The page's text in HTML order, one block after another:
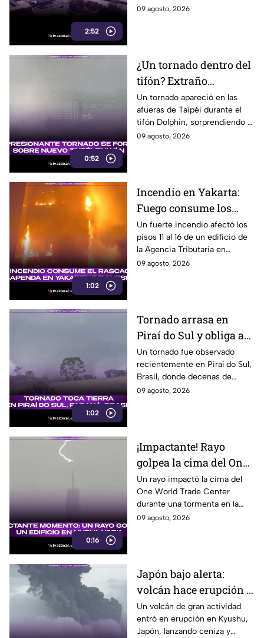
2:52
durante los últimos tres
09 agosto, 2026
0:52
¿Un tornado dentro del
tifón? Extraño
fenómeno sorprende a
meteorólogos en
Taiwán
Un tornado apareció en las
afueras de Taipéi durante el
tifón Dolphin, sorprendiendo a
meteorólogos taiwaneses que
09 agosto, 2026
1:02
Incendio en Yakarta:
Fuego consume los
últimos pisos de
edificio de la Agencia
Tributaria
Un fuerte incendio afectó los
pisos 11 al 16 de un edificio de
la Agencia Tributaria en
Yakarta, Indonesia, provocando
09 agosto, 2026
1:02
Tornado arrasa en
Piraí do Sul y obliga a
familias a abandonar
sus hogares
Un tornado fue observado
recientemente en Piraí do Sul,
Brasil, donde decenas de
viviendas resultaron afectadas
09 agosto, 2026
0:16
¡Impactante! Rayo
golpea la cima del One
World Trade Center en
Nueva York
Un rayo impactó la cima del
One World Trade Center
durante una tormenta en la
costa este de Estados Unidos,
09 agosto, 2026
Japón bajo alerta:
volcán hace erupción y
lanza ceniza a más de 2
mil metros
Un volcán de gran actividad
entró en erupción en Kyushu,
Japón, lanzando ceniza y